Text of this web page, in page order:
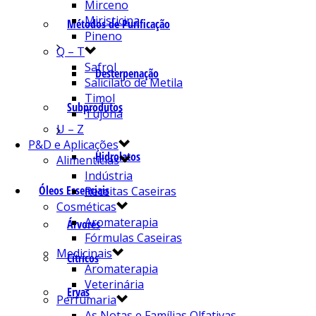
Métodos de Purificação
Desterpenação
Subprodutos
Hidrolatos
Óleos Essenciais
Árvores
Cítricos
Ervas
Mirceno
Miristicina
Pineno
Q – T
Safrol
Salicilato de Metila
Timol
Tujona
U – Z
P&D e Aplicações
Alimentícias
Indústria
Receitas Caseiras
Cosméticas
Aromaterapia
Fórmulas Caseiras
Medicinais
Aromaterapia
Veterinária
Perfumaria